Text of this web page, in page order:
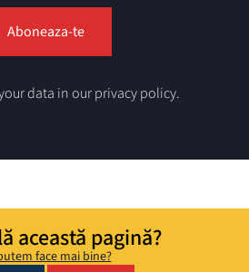
data in our privacy policy.
această pagină?
face mai bine?